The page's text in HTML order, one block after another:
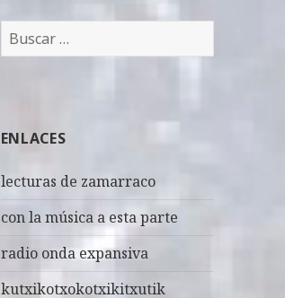
B
u
r
ENLACES
lecturas de zamarraco
con la música a esta parte
radio onda expansiva
kutxikotxokotxikitxutik